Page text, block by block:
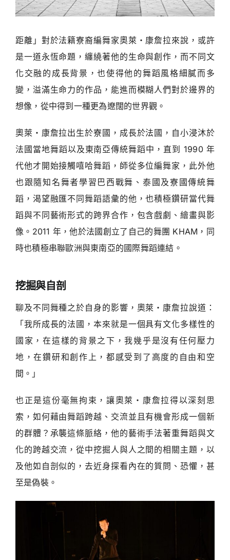
距離」對於法籍寮裔編舞家奧萊・康詹拉來說，或許
是一道永恆命題，纏繞著他的生命與創作，而不同文
化交融的成長背景，也使得他的舞蹈風格細膩而多
變，溢滿生命力的作品，能進而模糊人們對於邊界的
想像，從中得到一種更為遼闊的世界觀。
奧萊・康詹拉出生於寮國，成長於法國，自小浸沐於
法國當地舞蹈以及東南亞傳統舞蹈中，直到 1990 年
代他才開始接觸嘻哈舞蹈，師從多位編舞家，此外他
也跟隨知名舞者學習巴西戰舞、泰國及寮國傳統舞
蹈，渴望融匯不同舞蹈語彙的他，也積極鑽研當代舞
蹈與不同藝術形式的跨界合作，包含戲劇、繪畫與影
像。2011 年，他於法國創立了自己的舞團 KHAM，同
時也積極串聯歐洲與東南亞的國際舞蹈連結。
挖掘與自剖
聊及不同舞種之於自身的影響，奧萊・康詹拉說道：
「我所成長的法國，本來就是一個具有文化多樣性的
國家，在這樣的背景之下，我幾乎是沒有任何壓力
地，在鑽研和創作上，都感受到了高度的自由和空
間。」
也正是這份毫無拘束，讓奧萊・康詹拉得以深刻思
索，如何藉由舞蹈跨越、交流並且有機會形成一個新
的群體？承襲這條脈絡，他的藝術手法著重舞蹈與文
化的跨越交流，從中挖掘人與人之間的相關主題，以
及他如自剖似的，去近身探看內在的質問、恐懼，甚
至是偽裝。